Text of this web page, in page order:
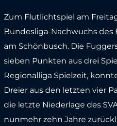
Zum Flutlichtspiel am
Bundesliga-Nachwuchs des
am Schönbusch. Die
sieben Punkten aus drei
Regionalliga Spielzeit,
Dreier aus den letzten vier
die letzte Niederlage des
nunmehr zehn Jahre